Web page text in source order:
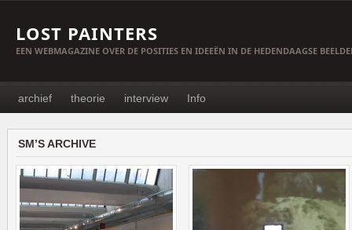
LOST PAINTERS
EEN WEBMAGAZINE OVER DE POSITIES EN IDEEËN IN DE HEDENDAAGSE
archief theorie interview Info
SM’S ARCHIVE